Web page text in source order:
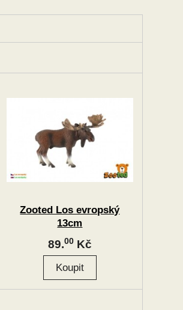
Zooted Los evropský
13cm
89.00Kč